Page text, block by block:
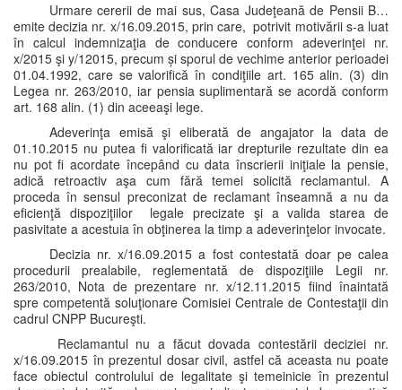
Urmare cererii de mai sus, Casa Judeţeană de Pensii B…
emite decizia nr. x/16.09.2015, prin care, potrivit motivării s-a luat
în calcul indemnizaţia de conducere conform adeverinţei nr.
x/2015 şi y/12015, precum și sporul de vechime anterior perioadei
01.04.1992, care se valorifică în condiţiile art. 165 alin. (3) din
Legea nr. 263/2010, iar pensia suplimentară se acordă conform
art. 168 alin. (1) din aceeaşi lege.
Adeverinţa emisă şi eliberată de angajator la data de
01.10.2015 nu putea fi valorificată iar drepturile rezultate din ea
nu pot fi acordate începând cu data înscrierii iniţiale la pensie,
adică retroactiv aşa cum fără temei solicită reclamantul. A
proceda în sensul preconizat de reclamant înseamnă a nu da
eficienţă dispoziţiilor legale precizate şi a valida starea de
pasivitate a acestuia în obţinerea la timp a adeverinţelor invocate.
Decizia nr. x/16.09.2015 a fost contestată doar pe calea
procedurii prealabile, reglementată de dispoziţiile Legii nr.
263/2010, Nota de prezentare nr. x/12.11.2015 fiind înaintată
spre competentă soluţionare Comisiei Centrale de Contestaţii din
cadrul CNPP Bucureşti.
Reclamantul nu a făcut dovada contestării deciziei nr.
x/16.09.2015 în prezentul dosar civil, astfel că aceasta nu poate
face obiectul controlului de legalitate şi temeinicie în prezentul